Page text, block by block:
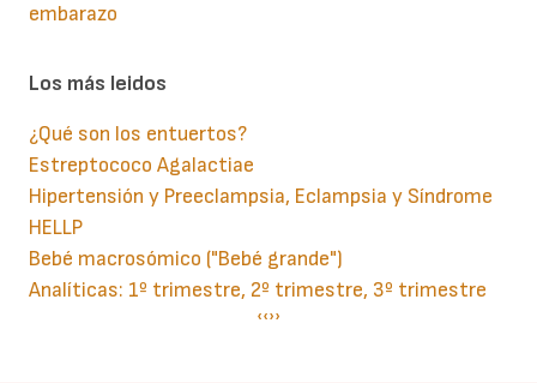
embarazo
Los más leidos
¿Qué son los entuertos?
Estreptococo Agalactiae
Hipertensión y Preeclampsia, Eclampsia y Síndrome
HELLP
Bebé macrosómico ("Bebé grande")
Analíticas: 1º trimestre, 2º trimestre, 3º trimestre
Página
‹‹Siguiente
››